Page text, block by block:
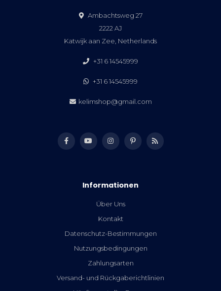
Ambachtsweg 27
2222 AJ
Katwijk aan Zee, Netherlands
+31 6 14545999
+31 6 14545999
kelimshop@gmail.com
Informationen
Über Uns
Kontakt
Datenschutz-Bestimmungen
Nutzungsbedingungen
Zahlungsarten
Versand- und Rückgaberichtlinien